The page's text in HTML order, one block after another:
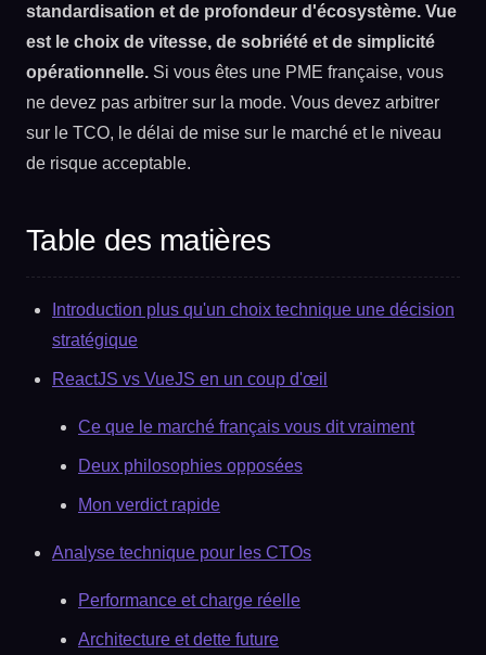
standardisation et de profondeur d'écosystème. Vue
est le choix de vitesse, de sobriété et de simplicité
opérationnelle. Si vous êtes une PME française, vous
ne devez pas arbitrer sur la mode. Vous devez arbitrer
sur le TCO, le délai de mise sur le marché et le niveau
de risque acceptable.
Table des matières
Introduction plus qu'un choix technique une décision
stratégique
ReactJS vs VueJS en un coup d'œil
Ce que le marché français vous dit vraiment
Deux philosophies opposées
Mon verdict rapide
Analyse technique pour les CTOs
Performance et charge réelle
Architecture et dette future